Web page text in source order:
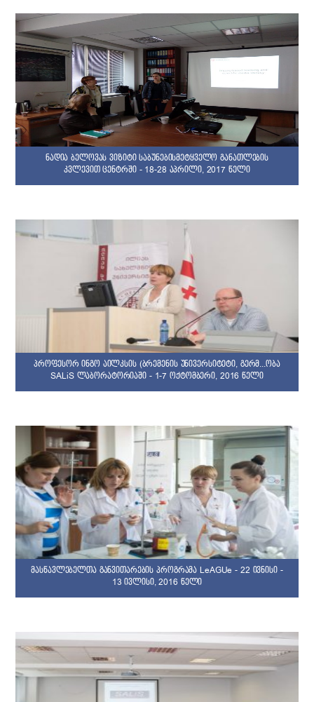
ნადია ბელოვას ვიზიტი საბუნებისმეტყველო განათლების
კვლევით ცენტრში - 18-28 აპრილი, 2017 წელი
პროფესორ ინგო აილკსის (ბრემენის უნივერსიტეტი, გერმ...ობა
SALiS ლაბორატორიაში - 1-7 ოქტომბერი, 2016 წელი
მასწავლებელთა განვითარების პროგრამა LeAGUe - 22 ივნისი -
13 ივლისი, 2016 წელი